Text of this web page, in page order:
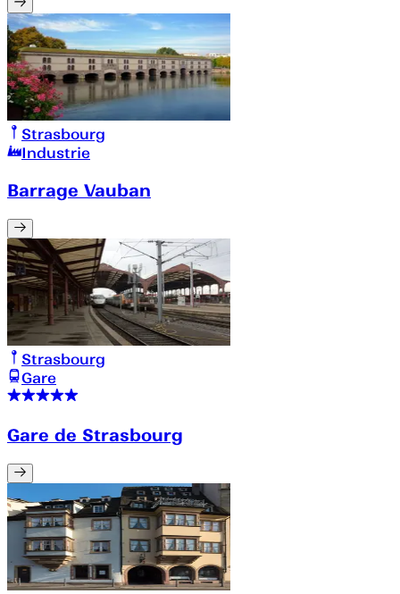
Strasbourg
Industrie
Barrage Vauban
Strasbourg
Gare
Gare de Strasbourg